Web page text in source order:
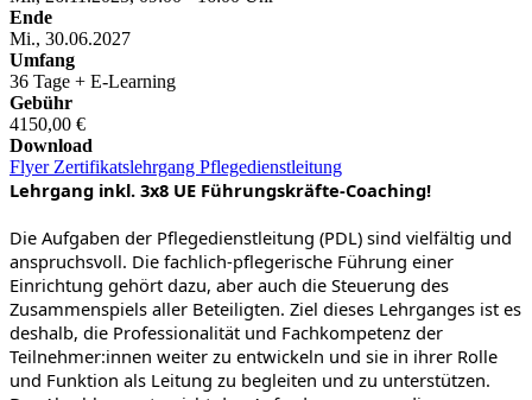
Ende
Mi., 30.06.2027
Umfang
36 Tage + E-Learning
Gebühr
4150,00 €
Download
Flyer Zertifikatslehrgang Pflegedienstleitung
Lehrgang inkl. 3x8 UE Führungskräfte-Coaching!
Die Aufgaben der Pflegedienstleitung (PDL) sind vielfältig und
anspruchsvoll. Die fachlich-pflegerische Führung einer
Einrichtung gehört dazu, aber auch die Steuerung des
Zusammenspiels aller Beteiligten. Ziel dieses Lehrganges ist es
deshalb, die Professionalität und Fachkompetenz der
Teilnehmer:innen weiter zu entwickeln und sie in ihrer Rolle
und Funktion als Leitung zu begleiten und zu unterstützen.